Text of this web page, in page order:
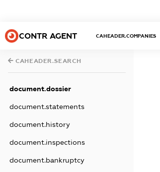
CONTR AGENT CAHEADER.COMPANIES
CAHEADER.SEARCH
document.dossier
document.statements
document.history
document.inspections
document.bankruptcy